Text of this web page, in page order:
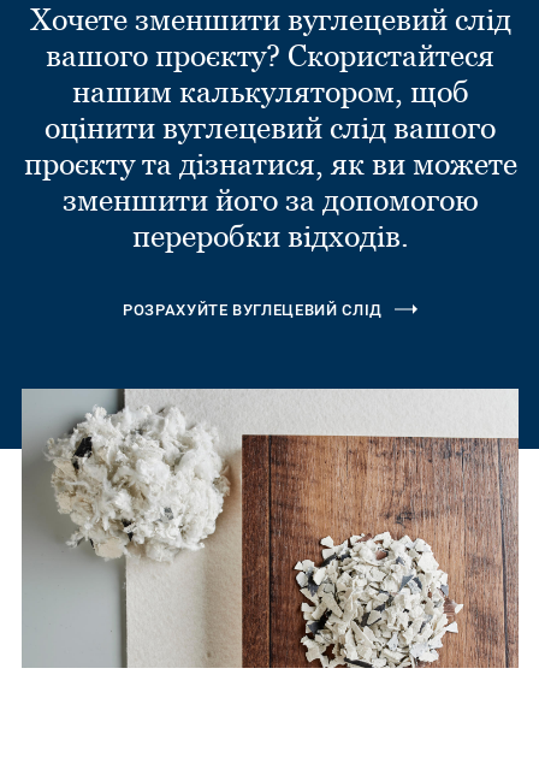
Хочете зменшити вуглецевий слід
вашого проєкту? Скористайтеся
нашим калькулятором, щоб
оцінити вуглецевий слід вашого
проєкту та дізнатися, як ви можете
зменшити його за допомогою
переробки відходів.
РОЗРАХУЙТЕ ВУГЛЕЦЕВИЙ СЛІД